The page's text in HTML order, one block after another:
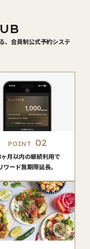
、会員制公式予約システ
POINT 02
月以内の継続利用で
ワード無期限延長。